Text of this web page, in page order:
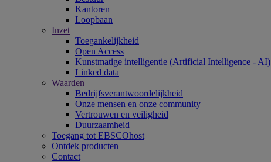
Kantoren
Loopbaan
Inzet
Toegankelijkheid
Open Access
Kunstmatige intelligentie (Artificial Intelligence - AI)
Linked data
Waarden
Bedrijfsverantwoordelijkheid
Onze mensen en onze community
Vertrouwen en veiligheid
Duurzaamheid
Toegang tot EBSCOhost
Ontdek producten
Contact